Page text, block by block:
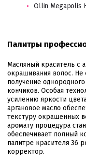
Ollin Megapolis
Палитры
Масляный краситель с
окрашивания волос. Не
получение
кончиков. Особая
усилению яркости
аргановое масло
текстуру окрашенных
аромату процедура
обеспечивает полный
палитре красителя 36
корректор.